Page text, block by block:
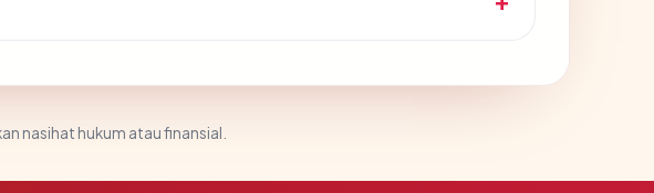
nasihat hukum atau finansial.